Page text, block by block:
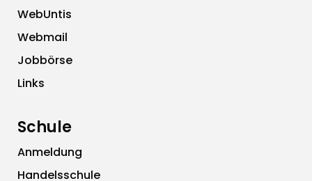
WebUntis
Webmail
Jobbörse
Links
Schule
Anmeldung
Handelsschule